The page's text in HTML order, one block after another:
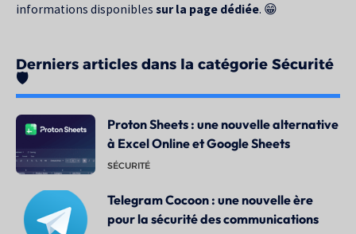
informations disponibles sur la page dédiée. 😁
Derniers articles dans la catégorie Sécurité
🛡️
Proton Sheets : une nouvelle alternative
à Excel Online et Google Sheets
SÉCURITÉ
Telegram Cocoon : une nouvelle ère
pour la sécurité des communications